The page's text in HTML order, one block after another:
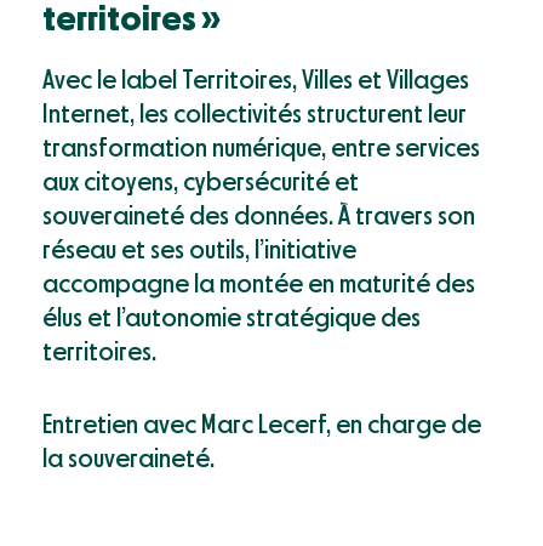
Webinaires & événements
Success Stories
Support
Mon compte
territoires »
Avec le label Territoires, Villes et Villages
Internet, les collectivités structurent leur
transformation numérique, entre services
aux citoyens, cybersécurité et
souveraineté des données. À travers son
réseau et ses outils, l’initiative
accompagne la montée en maturité des
élus et l’autonomie stratégique des
territoires.
Entretien avec Marc Lecerf, en charge de
la souveraineté.